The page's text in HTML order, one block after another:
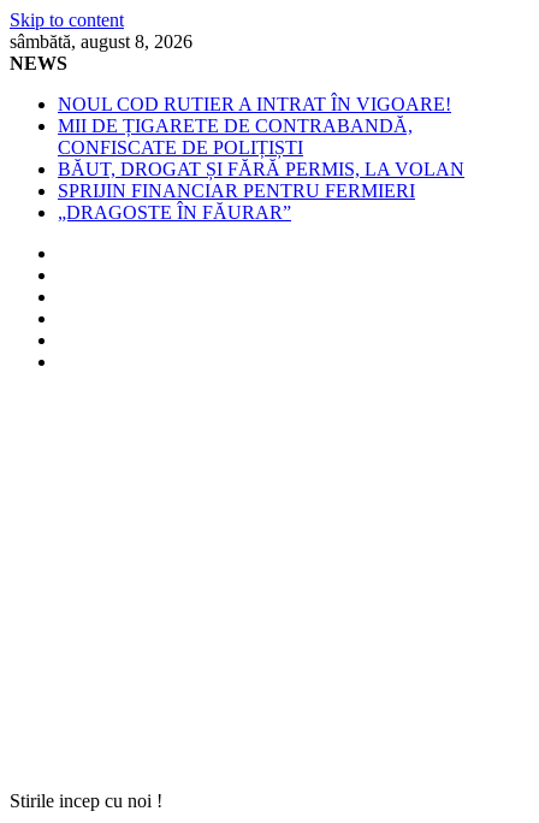
Skip to content
sâmbătă, august 8, 2026
NEWS
NOUL COD RUTIER A INTRAT ÎN VIGOARE!
MII DE ȚIGARETE DE CONTRABANDĂ,
CONFISCATE DE POLIȚIȘTI
BĂUT, DROGAT ȘI FĂRĂ PERMIS, LA VOLAN
SPRIJIN FINANCIAR PENTRU FERMIERI
„DRAGOSTE ÎN FĂURAR”
Stirile incep cu noi !